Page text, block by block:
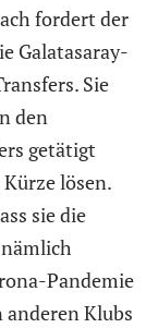
fordert der
Galatasaray-
Sie
den
getätigt
lösen.
sie die
Pandemie
anderen Klubs